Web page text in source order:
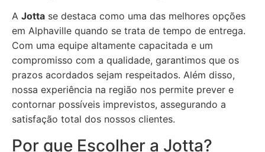
A Jotta se destaca como uma das melhores opções
em Alphaville quando se trata de tempo de entrega.
Com uma equipe altamente capacitada e um
compromisso com a qualidade, garantimos que os
prazos acordados sejam respeitados. Além disso,
nossa experiência na região nos permite prever e
contornar possíveis imprevistos, assegurando a
satisfação total dos nossos clientes.
Por que Escolher a Jotta?